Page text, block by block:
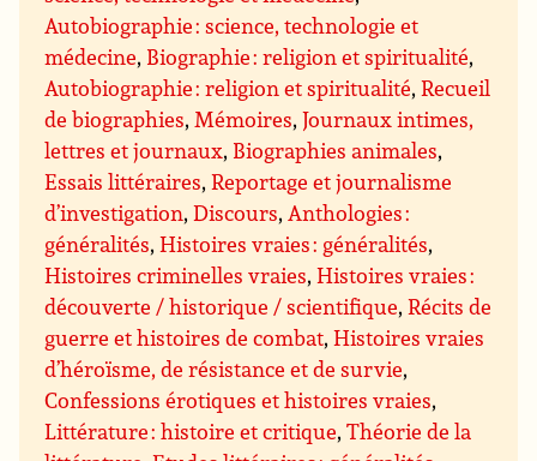
Autobiographie : science, technologie et
médecine, Biographie : religion et spiritualité,
Autobiographie : religion et spiritualité,Recueil
de biographies,Mémoires,Journaux intimes,
lettres et journaux, Biographies animales,
Essais littéraires,Reportage et journalisme
d’investigation,Discours,Anthologies :
généralités,Histoires vraies : généralités,
Histoires criminelles vraies,Histoires vraies :
découverte / historique / scientifique,Récits de
guerre et histoires de combat,Histoires vraies
d’héroïsme, de résistance et de survie,
Confessions érotiques et histoires vraies,
Littérature : histoire et critique,Théorie de la